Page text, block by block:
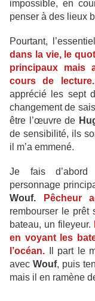
impossible, en
penser à des lieux
Pourtant,
dans la vie, le
principaux mais
cours de lecture.
apprécié les sept
changement de
être l’œuvre de
de sensibilité, ils
il m’a emmené.
Je fais d’abord
personnage
Wouf. Pêcheur
rembourser le prêt
bateau, un fileyeur.
en voyant les
l’océan.
Il part le
avec Wouf, puis
mais il en ramène